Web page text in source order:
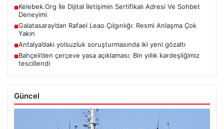
■Kelebek.Org İle Dijital İletişimin Sertifikalı Adresi Ve Sohbet
Deneyimi
■Galatasaray’dan Rafael Leao Çılgınlığı: Resmi Anlaşma Çok
Yakın
■Antalya’daki yolsuzluk soruşturmasında iki yeni gözaltı
■Bahçeli’den çerçeve yasa açıklaması: Bin yıllık kardeşliğimiz
tescillendi
Güncel